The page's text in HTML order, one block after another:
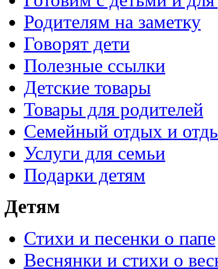
Родителям на заметку
Говорят дети
Полезные ссылки
Детские товары
Товары для родителей
Семейный отдых и
Услуги для семьи
Подарки детям
Детям
Стихи и песенки о папе
Веснянки и стихи о